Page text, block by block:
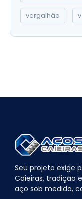
vergalhão
Seu projeto exige
Caieiras, tradição
aço sob medida,